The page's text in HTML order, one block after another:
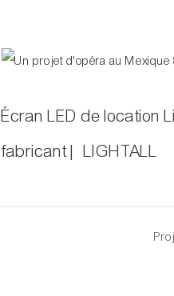
Écran LED de location
fabricant | LIGHTALL